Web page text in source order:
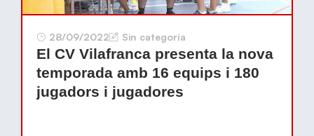
28/09/2022 Sin categoría
El CV Vilafranca presenta la nova
temporada amb 16 equips i 180
jugadors i jugadores